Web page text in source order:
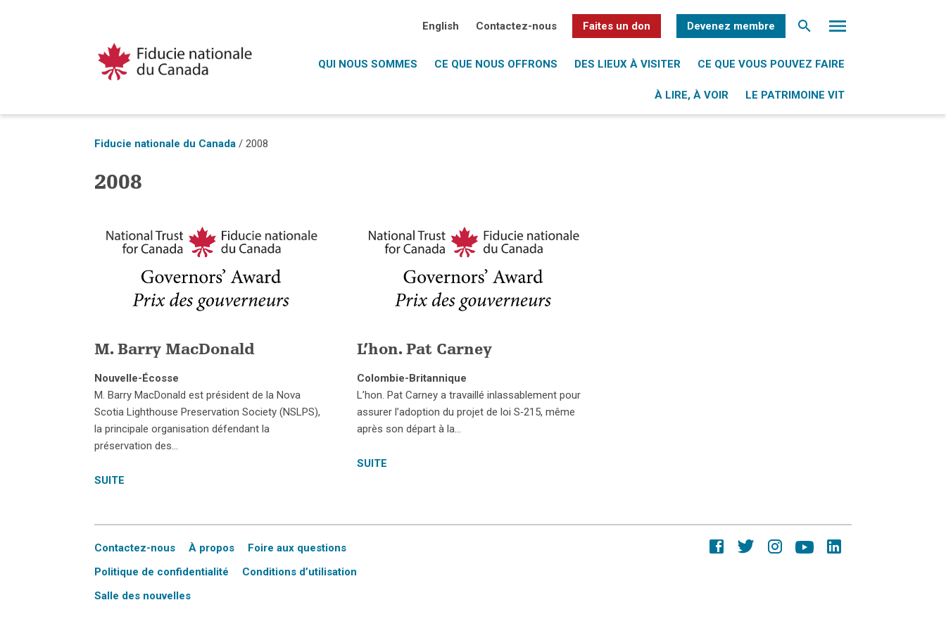
English Contactez-nous Faites un don Devenez membre
QUI NOUS SOMMES CE QUE NOUS OFFRONS DES LIEUX À VISITER CE QUE VOUS POUVEZ FAIRE
À LIRE, À VOIR LE PATRIMOINE VIT
Fiducie nationale du Canada /2008
2008
M. Barry MacDonald
Nouvelle-Écosse
M. Barry MacDonald est président de la Nova
Scotia Lighthouse Preservation Society (NSLPS),
la principale organisation défendant la
préservation des…
SUITE
L’hon. Pat Carney
Colombie-Britannique
L’hon. Pat Carney a travaillé inlassablement pour
assurer l’adoption du projet de loi S‑215, même
après son départ à la…
SUITE
Contactez-nous À propos
Foire aux questions
Politique de confidentialité
Conditions d’utilisation
Salle des nouvelles